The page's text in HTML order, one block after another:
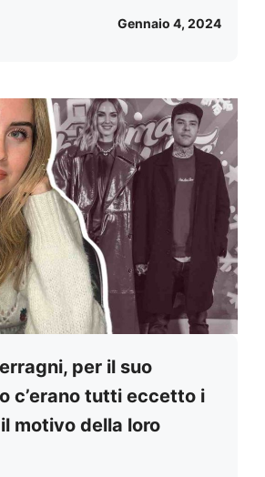
Gennaio 4, 2024
per il suo
c’erano tutti eccetto i
motivo della loro